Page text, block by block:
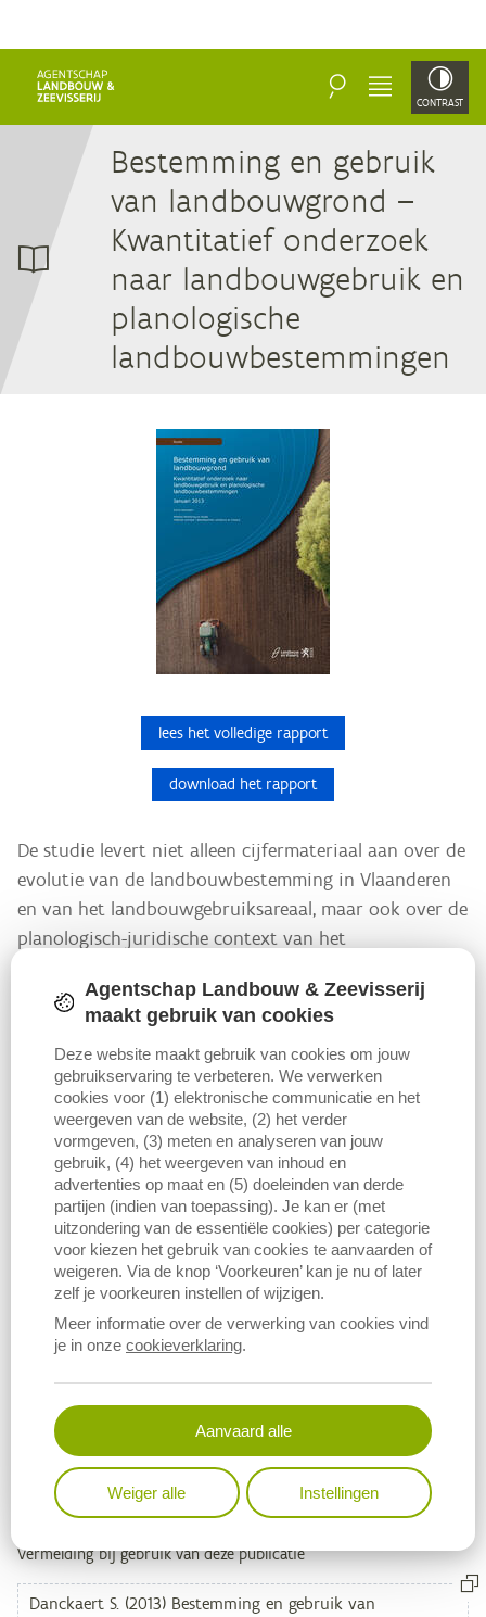
ZOEKEN MENU CONTRAST
Be­stem­ming en ge­bruik
van land­bouw­grond –
Kwan­ti­ta­tief on­der­zoek
naar land­bouw­ge­bruik en
pla­no­lo­gi­sche
landbouwbestemmingen
lees het volledige rapport
download het rapport
De studie levert niet alleen cijfermateriaal aan over de
evolutie van de landbouwbestemming in Vlaanderen
en van het landbouwgebruiksareaal, maar ook over de
planologisch-juridische context van het
wordt daarvoor voornamelijk gebruik gemaakt van
GIS-analyse. Het verzamelde cijfermateriaal
ondersteunt de afdeling Duurzame
Landbouwontwikkeling van het Departement
Landbouw en Visserij bij het opvolgen en adviseren
van ruimtelijke planningsprocessen en
stedenbouwkundige vergunningen.
Hoeveel areaal is in de ruimtelijke plannen bestemd voor
landbouw? Hoeveel ervan is er herbevestigd? En hoeveel ervan
wordt effectief gebruikt door de landbouw? Een nieuw rapport
levert daarvoor cijfermateriaal aan op basis van de
ruimteboekhoudingen van het Departement Ruimtelijke Ordening,
Woonbeleid en Onroerend Erfgoed en het geïntegreerd controle-
en beheersysteem van Agentschap voor Landbouw en Visserij.
Metagegevens
Bronvermelding
Vermelding bij gebruik van deze publicatie
Agentschap Landbouw & Zeevisserij
maakt gebruik van cookies
Deze website maakt gebruik van cookies om jouw
gebruikservaring te verbeteren. We verwerken
cookies voor (1) elektronische communicatie en het
weergeven van de website, (2) het verder
vormgeven, (3) meten en analyseren van jouw
gebruik, (4) het weergeven van inhoud en
advertenties op maat en (5) doeleinden van derde
partijen (indien van toepassing). Je kan er (met
uitzondering van de essentiële cookies) per categorie
voor kiezen het gebruik van cookies te aanvaarden of
weigeren. Via de knop ‘Voorkeuren’ kan je nu of later
zelf je voorkeuren instellen of wijzigen.
Meer informatie over de verwerking van cookies vind
je in onze cookieverklaring.
Aanvaard alle
Weiger alle Instellingen